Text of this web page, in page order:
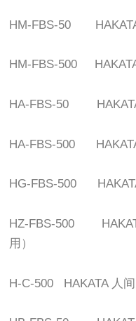
HM-FBS-50
HM-FBS-500
HA-FBS-50
HA-FBS-500
HG-FBS-500
HZ-FBS-500
用）
H-C-500 HAKATA 人